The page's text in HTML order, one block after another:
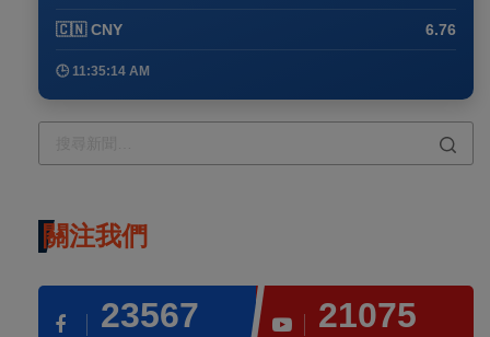
🇨🇳 CNY 6.76
🕒 11:35:14 AM
關注我們
23567 21075